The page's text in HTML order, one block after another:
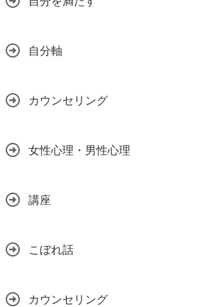
自分軸
カウンセリング
女性心理・男性心理
講座
こぼれ話
カウンセリング